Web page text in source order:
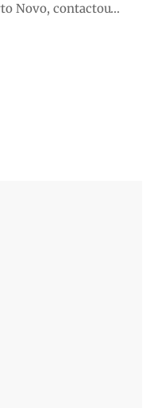
Novo, contactou…